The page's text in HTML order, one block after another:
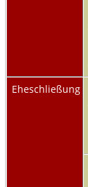
Eheschließung